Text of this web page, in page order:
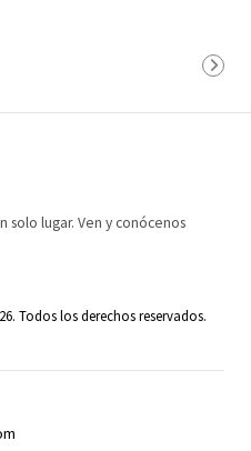
solo lugar. Ven y conócenos
Todos los derechos reservados.